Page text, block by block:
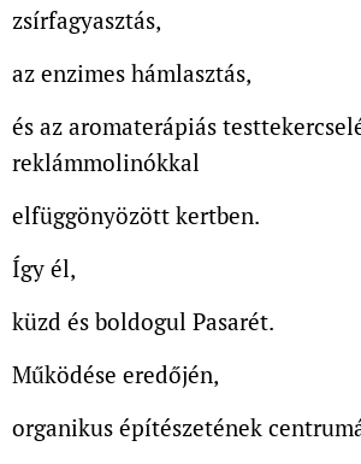
zsírfagyasztás,
az enzimes hámlasztás,
és az aromaterápiás
reklámmolinókkal
elfüggönyözött kertben.
Így él,
küzd és boldogul Pasarét.
Működése eredőjén,
organikus építészetének